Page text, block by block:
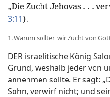
„Die Zucht Jehovas . . .
3:11 ).
1. Warum sollten wir Zucht von
DER israelitische König
Grund, weshalb jeder von
annehmen sollte. Er sagt:
Sohn, verwirf nicht; und